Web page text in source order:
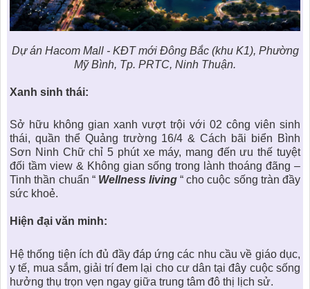
Dự án Hacom Mall - KĐT mới Đông Bắc (khu K1), Phường
Mỹ Bình, Tp. PRTC, Ninh Thuận.
Xanh sinh thái:
Sở hữu không gian xanh vượt trội với 02 công viên sinh
thái, quần thể Quảng trường 16/4 & Cách bãi biển Bình
Sơn Ninh Chữchỉ 5 phút xe máy, mang đến ưu thế tuyệt
đối tầm view & Không gian sống trong lành thoáng đãng –
Tinh thần chuẩn “ Wellness living“ cho cuộc sống tràn đầy
sức khoẻ.
Hiện đại văn minh:
Hệ thống tiện ích đủ đầy đáp ứng các nhu cầu về giáo dục,
y tế, mua sắm, giải trí đem lại cho cư dân tại đây cuộc sống
hưởng thụ trọn vẹn ngay giữatrung tâm đô thị lịch sử.